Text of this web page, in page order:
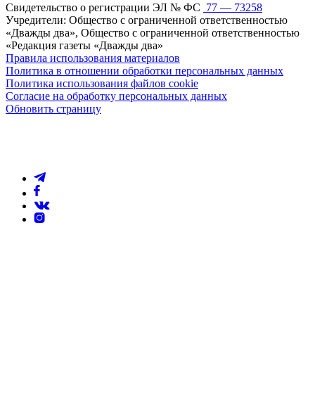
Свидетельство о регистрации ЭЛ № ФС 77 — 73258
Учредители: Общество с ограниченной ответственностью
«Дважды два», Общество с ограниченной ответственностью
«Редакция газеты «Дважды два»
Правила использования материалов
Политика в отношении обработки персональных данных
Политика использования файлов cookie
Согласие на обработку персональных данных
Обновить страницу